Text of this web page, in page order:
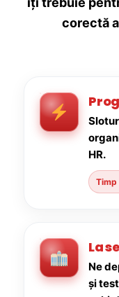
corectă
HR.
Timp
La
Ne
și